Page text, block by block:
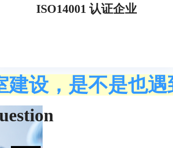
建设，是不是也遇
ISO14001 认证企业